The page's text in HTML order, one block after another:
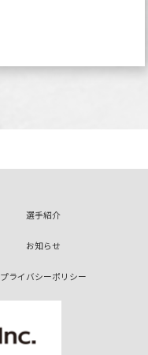
選手紹介
お知らせ
プライバシーポリシー